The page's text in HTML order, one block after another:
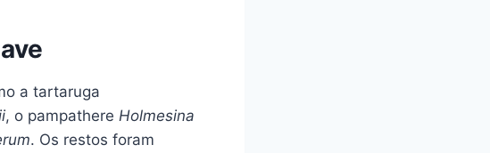
a tartaruga
, o pampathere Holmesina
. Os restos foram